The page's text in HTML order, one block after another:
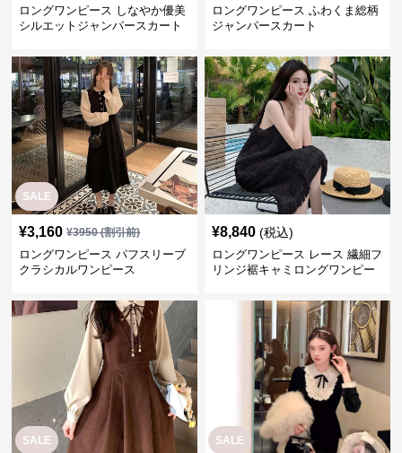
ロングワンピース しなやか優美
シルエットジャンパースカート
ロングワンピース ふわくま総柄
ジャンパースカート
SALE
¥3,160 ¥3950(割引前)
ロングワンピース パフスリーブ
クラシカルワンピース
¥8,840 (税込)
ロングワンピース レース 繊細フ
リンジ裾キャミロングワンピー
SALE SALE